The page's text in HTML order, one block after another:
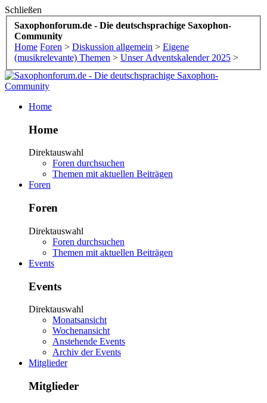
Schließen
Saxophonforum.de - Die deutschsprachige Saxophon-
Community
Home Foren > Diskussion allgemein > Eigene
(musikrelevante) Themen > Unser Adventskalender 2025 >
Home
Home
Direktauswahl
Foren durchsuchen
Themen mit aktuellen Beiträgen
Foren
Foren
Direktauswahl
Foren durchsuchen
Themen mit aktuellen Beiträgen
Events
Events
Direktauswahl
Monatsansicht
Wochenansicht
Anstehende Events
Archiv der Events
Mitglieder
Mitglieder